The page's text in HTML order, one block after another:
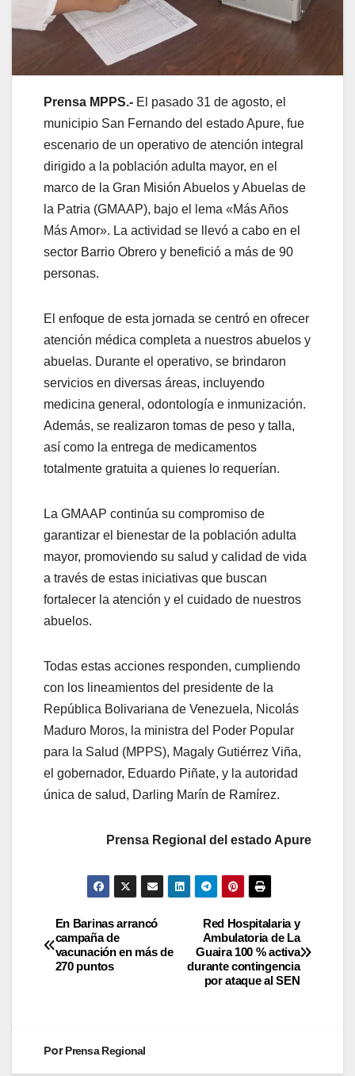
Prensa MPPS.- El pasado 31 de agosto, el
municipio San Fernando del estado Apure, fue
escenario de un operativo de atención integral
dirigido a la población adulta mayor, en el
marco de la Gran Misión Abuelos y Abuelas de
la Patria (GMAAP), bajo el lema «Más Años
Más Amor». La actividad se llevó a cabo en el
sector Barrio Obrero y benefició a más de 90
personas.
El enfoque de esta jornada se centró en ofrecer
atención médica completa a nuestros abuelos y
abuelas. Durante el operativo, se brindaron
servicios en diversas áreas, incluyendo
medicina general, odontología e inmunización.
Además, se realizaron tomas de peso y talla,
así como la entrega de medicamentos
totalmente gratuita a quienes lo requerían.
La GMAAP continúa su compromiso de
garantizar el bienestar de la población adulta
mayor, promoviendo su salud y calidad de vida
a través de estas iniciativas que buscan
fortalecer la atención y el cuidado de nuestros
abuelos.
Todas estas acciones responden, cumpliendo
con los lineamientos del presidente de la
República Bolivariana de Venezuela, Nicolás
Maduro Moros, la ministra del Poder Popular
para la Salud (MPPS), Magaly Gutiérrez Viña,
el gobernador, Eduardo Piñate, y la autoridad
única de salud, Darling Marín de Ramírez.
Prensa Regional del estado Apure
Red Hospitalaria y
Ambulatoria de La
Guaira 100 % activa
durante contingencia
por ataque al SEN
En Barinas arrancó
campaña de
vacunación en más de
270 puntos
PorPrensa Regional